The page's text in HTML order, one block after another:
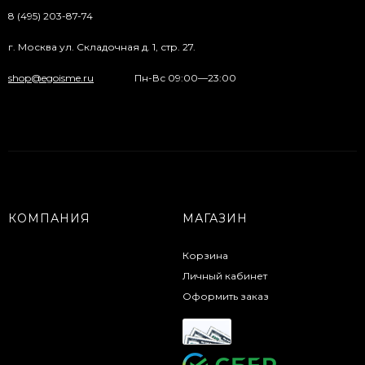
8 (495) 203-87-74
г. Москва ул. Складочная д. 1, стр. 27.
shop@egoisme.ru Пн-Вс 09:00—23:00
КОМПАНИЯ МАГАЗИН
Корзина
Личный кабинет
Оформить заказ